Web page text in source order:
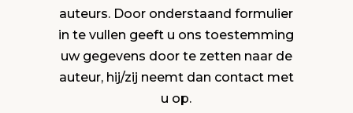
auteurs. Door onderstaand formulier
in te vullen geeft u ons toestemming
uw gegevens door te zetten naar de
auteur, hij/zij neemt dan contact met
u op.